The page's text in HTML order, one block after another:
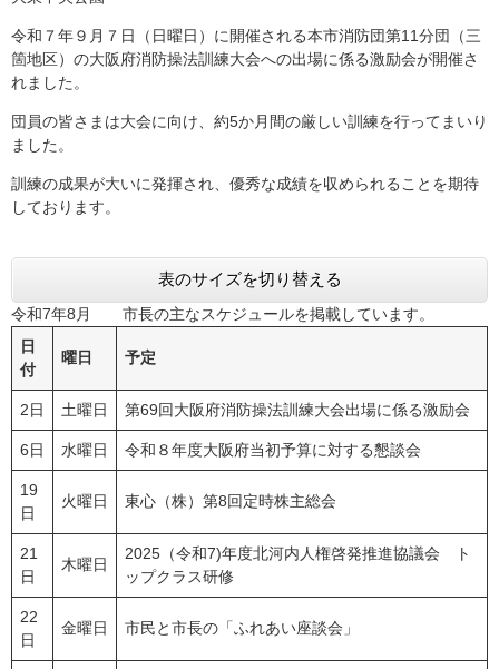
令和７年９月７日（日曜日）に開催される本市消防団第11分団（三
箇地区）の大阪府消防操法訓練大会への出場に係る激励会が開催さ
れました。
団員の皆さまは大会に向け、約5か月間の厳しい訓練を行ってまいり
ました。
訓練の成果が大いに発揮され、優秀な成績を収められることを期待
しております。
表のサイズを切り替える
令和7年8月 市長の主なスケジュールを掲載しています。
日
付
曜日 予定
2日 土曜日 第69回大阪府消防操法訓練大会出場に係る激励会
6日 水曜日 令和８年度大阪府当初予算に対する懇談会
19
日
火曜日 東心（株）第8回定時株主総会
21
日
木曜日
2025（令和7)年度北河内人権啓発推進協議会 ト
ップクラス研修
22
日
金曜日 市民と市長の「ふれあい座談会」